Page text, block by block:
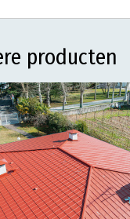
producten